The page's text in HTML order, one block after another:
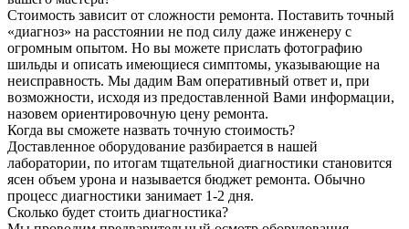
Стоимость зависит от сложности ремонта. Поставить точный
«диагноз» на расстоянии не под силу даже инженеру с
огромным опытом. Но вы можете прислать фотографию
шильды и описать имеющиеся симптомы, указывающие на
неисправность. Мы дадим Вам оперативный ответ и, при
возможности, исходя из предоставленной Вами информации,
назовем ориентировочную цену ремонта.
Когда вы сможете назвать точную стоимость?
Доставленное оборудование разбирается в нашей
лаборатории, по итогам тщательной диагностики становится
ясен объем урона и называется бюджет ремонта. Обычно
процесс диагностики занимает 1-2 дня.
Сколько будет стоить диагностика?